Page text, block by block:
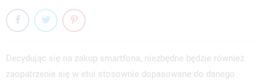
Decydując się na zakup smartfona, niezbędne będzie również
zaopatrzenie się w etui stosownie dopasowane do danego